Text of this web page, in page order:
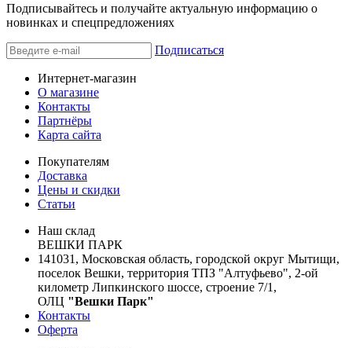
Подписывайтесь и получайте актуальную информацию о
новинках и спецпредложениях
Подписаться
Интернет-магазин
О магазине
Контакты
Партнёры
Карта сайта
Покупателям
Доставка
Цены и скидки
Статьи
Наш склад
ВЕШКИ ПАРК
141031, Московская область, городской округ Мытищи,
поселок Вешки, территория ТПЗ "Алтуфьево", 2-ой
километр Липкинского шоссе, строение 7/1,
ОЛЦ "Вешки Парк"
Контакты
Оферта